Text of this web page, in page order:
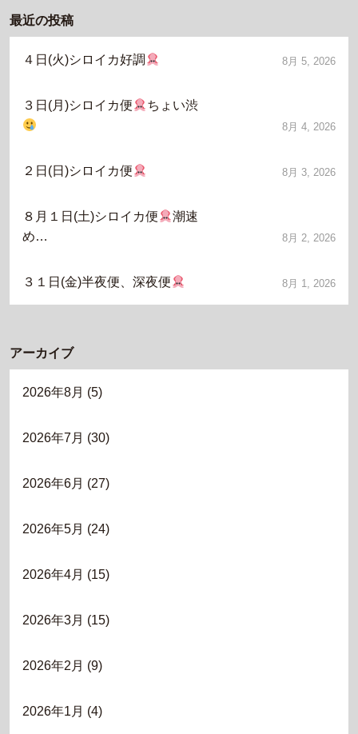
最近の投稿
４日(火)シロイカ好調 8月 5, 2026
３日(月)シロイカ便 ちょい渋
8月 4, 2026
２日(日)シロイカ便 8月 3, 2026
８月１日(土)シロイカ便
潮速
め…
8月 2, 2026
３１日(金)半夜便、深夜便 8月 1, 2026
アーカイブ
2026年8月 (5)
2026年7月 (30)
2026年6月 (27)
2026年5月 (24)
2026年4月 (15)
2026年3月 (15)
2026年2月 (9)
2026年1月 (4)